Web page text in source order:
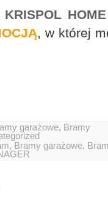
KRISPOL
, w której
garażowe, Bramy
, Bramy garażowe,